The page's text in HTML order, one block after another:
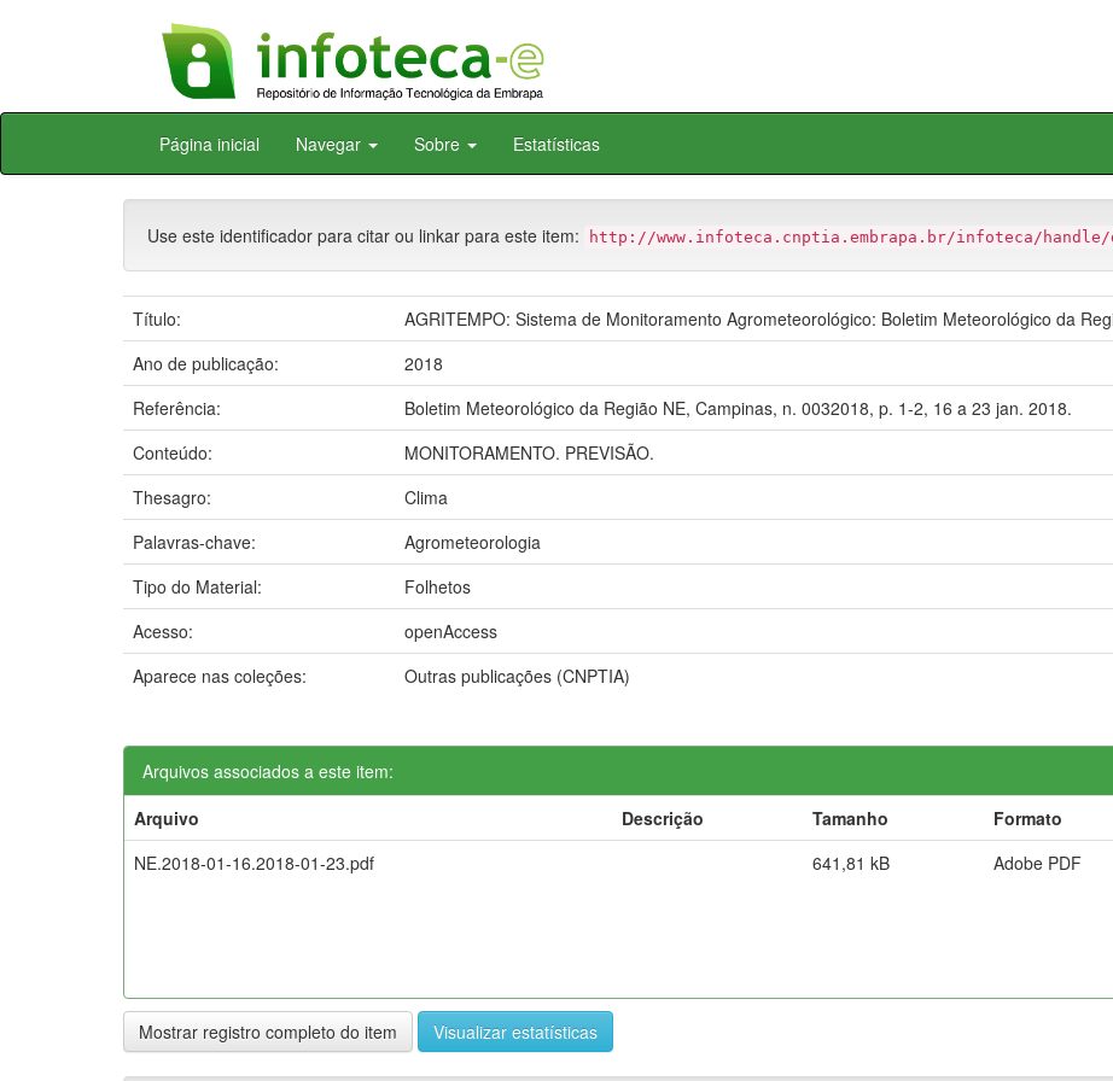
Skip
Página inicial Navegar Sobre Estatísticas
Use este identificador para citar ou linkar para este item: http://www.infoteca.cnptia.embrapa.br/infoteca/handle/
Título:
AGRITEMPO: Sistema de Monitoramento Agrometeorológico: Boletim Meteorológico da
Ano de publicação:
2018
Referência:
Boletim Meteorológico da Região NE, Campinas, n. 0032018, p. 1-2, 16 a 23 jan. 2018.
Conteúdo:
MONITORAMENTO. PREVISÃO.
Thesagro:
Clima
Palavras-chave:
Agrometeorologia
Tipo do Material:
Folhetos
Acesso:
openAccess
Aparece nas coleções:
Outras publicações (CNPTIA)
Arquivos associados a este item:
Arquivo
Descrição Tamanho
Formato
NE.2018-01-16.2018-01-23.pdf
641,81 kB Adobe PDF
Mostrar registro completo do item Visualizar estatísticas